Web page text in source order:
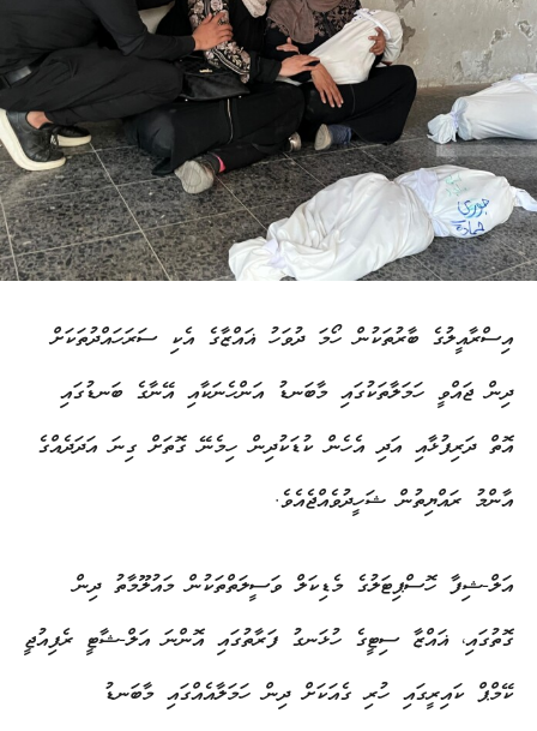
އިސްރާއީލުގެ ބާރުތަކުން ހޯމަ ދުވަހު ޣައްޒާގެ އެކި ސަރަހައްދުތަކަށް
ދިން ޖައްވީ ހަމަލާތަކުގައި މާބަނޑު އަންހެނަކާއި އޭނާގެ ބަނޑުގައި
އޮތް ދަރިފުޅާއި އަދި އެހެން ކުޑަކުދިން ހިމެނޭ ގޮތަށް ގިނަ އަދަދެއްގެ
އާންމު ރައްޔިތުން ޝަހީދުވެއްޖެއެވެ.
އަލް-ޝިފާ ހޮސްޕިޓަލުގެ މެޑިކަލް ވަސީލަތްތަކުން މައުލޫމާތު ދިން
ގޮތުގައި، ޣައްޒާ ސިޓީގެ ހުޅަނގު ފަރާތުގައި އޮންނަ އަލް-ޝާޓީ ރެފިއުޖީ
ކޭމްޕް ކައިރީގައި ހުރި ގެއަކަށް ދިން ހަމަލާއެއްގައި މާބަނޑު